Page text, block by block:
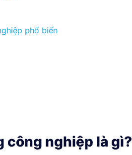
phổ biến
công nghiệp là gì?